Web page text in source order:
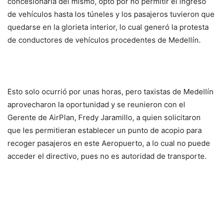
de vehículos hasta los túneles y los pasajeros tuvieron que
quedarse en la glorieta interior, lo cual generó la protesta
de conductores de vehículos procedentes de Medellín.
Esto solo ocurrió por unas horas, pero taxistas de Medellín
aprovecharon la oportunidad y se reunieron con el
Gerente de AirPlan, Fredy Jaramillo, a quien solicitaron
que les permitieran establecer un punto de acopio para
recoger pasajeros en este Aeropuerto, a lo cual no puede
acceder el directivo, pues no es autoridad de transporte.